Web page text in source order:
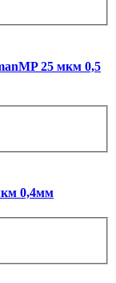
25 мкм 0,5
0,4мм